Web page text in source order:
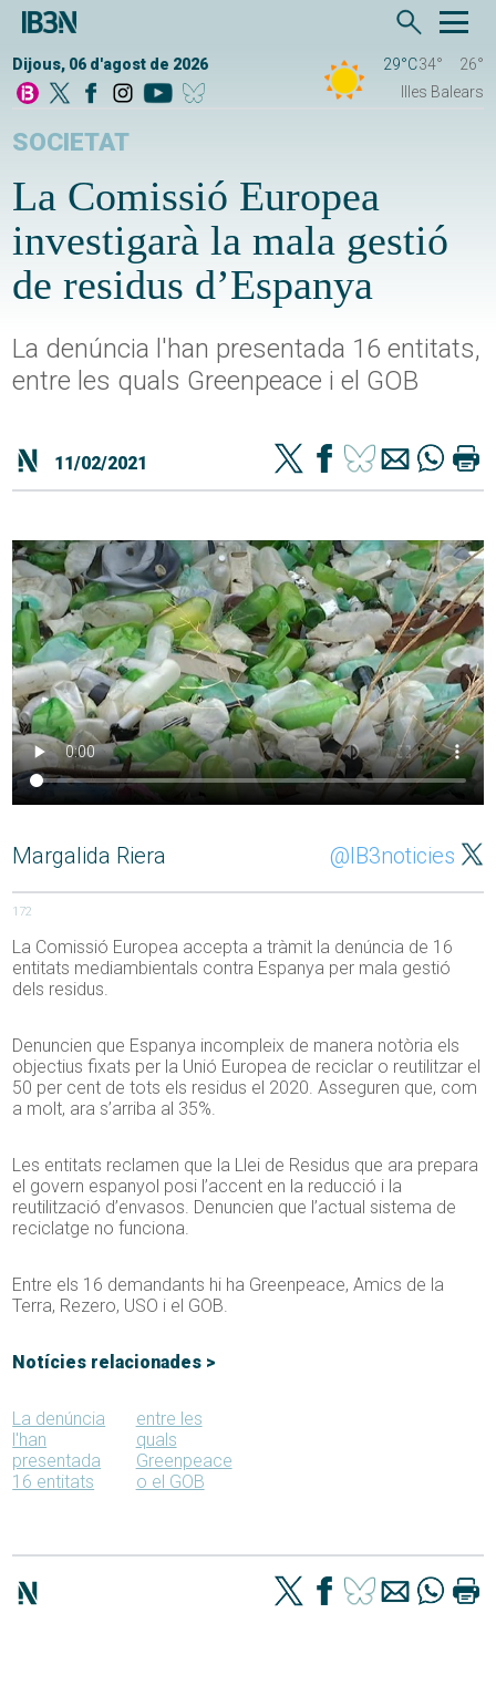
Dijous, 06 d'agost de 2026 29°C34°
26°
Illes Balears
SOCIETAT
La Comissió Europea
investigarà la mala gestió
de residus d’Espanya
La denúncia l'han presentada 16 entitats,
entre les quals Greenpeace i el GOB
11/02/2021
Margalida Riera @IB3noticies
172
La Comissió Europea accepta a tràmit la denúncia de 16
entitats mediambientals contra Espanya per mala gestió
dels residus.
Denuncien que Espanya incompleix de manera notòria els
objectius fixats per la Unió Europea de reciclar o reutilitzar el
50 per cent de tots els residus el 2020. Asseguren que, com
a molt, ara s’arriba al 35%.
Les entitats reclamen que la Llei de Residus que ara prepara
el govern espanyol posi l’accent en la reducció i la
reutilització d’envasos. Denuncien que l’actual sistema de
reciclatge no funciona.
Entre els 16 demandants hi ha Greenpeace, Amics de la
Terra, Rezero, USO i el GOB.
Notícies relacionades >
La denúncia
l'han
presentada
16 entitats
entre les
quals
Greenpeace
o el GOB